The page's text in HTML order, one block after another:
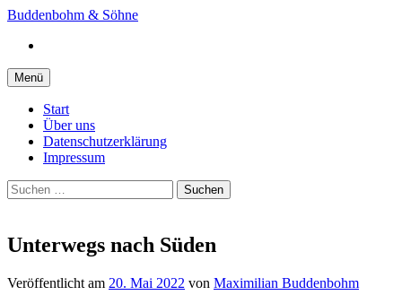
Springe
Inhalt
Buddenbohm & Söhne
Menü
Start
Über uns
Datenschutzerklärung
Impressum
Suchen
nach:
Unterwegs nach Süden
Veröffentlicht am 20. Mai 2022 von Maximilian Buddenbohm